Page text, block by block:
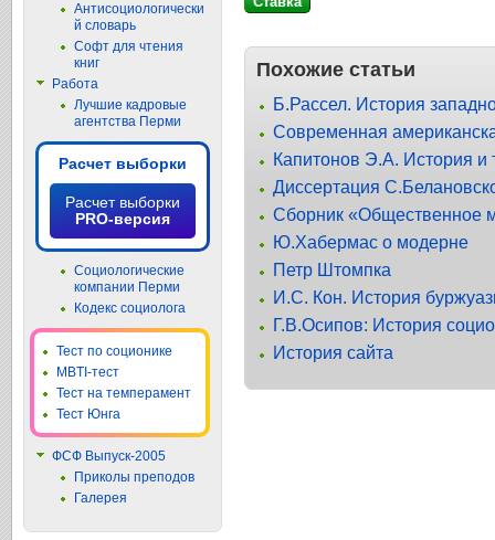
Похожие статьи
Б.Рассел. История
Современная
Капитонов Э.А. История и
Диссертация
Сборник «Общественное
Ю.Хабермас о модерне
Петр Штомпка
И.С. Кон. История
Г.В.Осипов: История
История сайта
Антисоциологически
й словарь
Софт для чтения
книг
Работа
Лучшие кадровые
агентства Перми
Расчет выборки
Расчет выборки
PRO-версия
Социологические
компании Перми
Кодекс социолога
Тест по соционике
MBTI-тест
Тест на темперамент
Тест Юнга
ФСФ Выпуск-2005
Приколы преподов
Галерея